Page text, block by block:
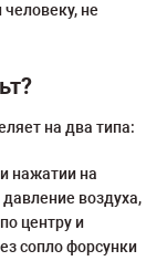
не
на два типа:
нажатии на
воздуха,
центру и
сопло форсунки